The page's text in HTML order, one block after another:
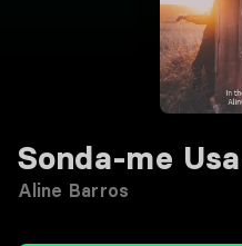
Sonda-me
Aline Barros